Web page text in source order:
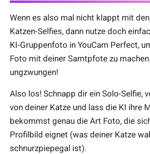
Wenn es also mal nicht klappt mit
Katzen-Selfies, dann nutze doch
KI-Gruppenfoto in YouCam Perfect,
Foto mit deiner Samtpfote zu
ungzwungen!
Also los! Schnapp dir ein Solo-Selfie,
von deiner Katze und lass die KI ihre
bekommst genau die Art Foto, die
Profilbild eignet (was deiner Katze
schnurzpiepegal ist).